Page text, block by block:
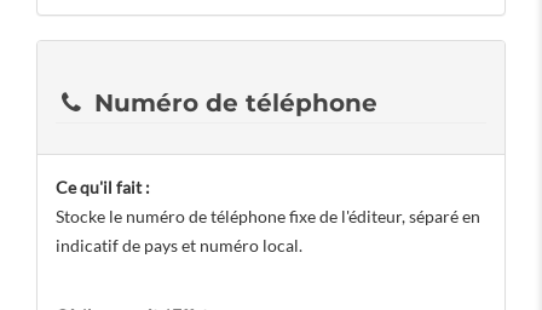
Numéro de téléphone
Ce qu'il fait :
Stocke le numéro de téléphone fixe de l'éditeur, séparé en
indicatif de pays et numéro local.